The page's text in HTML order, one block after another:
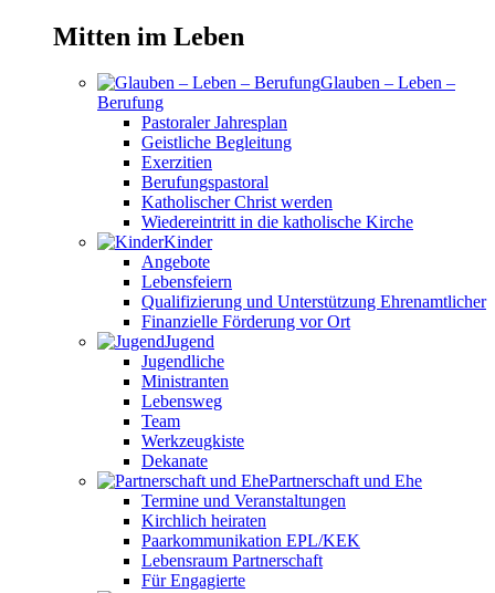
Mitten im Leben
Glauben – Leben –
Berufung
Pastoraler Jahresplan
Geistliche Begleitung
Exerzitien
Berufungspastoral
Katholischer Christ werden
Wiedereintritt in die katholische Kirche
Kinder
Angebote
Lebensfeiern
Qualifizierung und Unterstützung Ehrenamtlicher
Finanzielle Förderung vor Ort
Jugend
Jugendliche
Ministranten
Lebensweg
Team
Werkzeugkiste
Dekanate
Partnerschaft und Ehe
Termine und Veranstaltungen
Kirchlich heiraten
Paarkommunikation EPL/KEK
Lebensraum Partnerschaft
Für Engagierte